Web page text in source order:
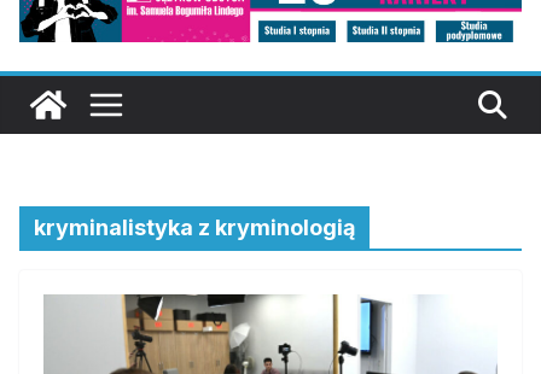
kryminalistyka z kryminologią